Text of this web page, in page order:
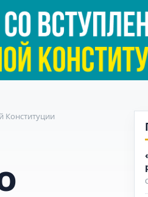
Конституции